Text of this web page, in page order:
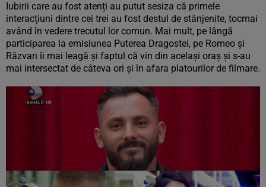
Iubirii care au fost atenți au putut sesiza că primele
interacțiuni dintre cei trei au fost destul de stânjenite, tocmai
având în vedere trecutul lor comun. Mai mult, pe lângă
participarea la emisiunea Puterea Dragostei, pe Romeo și
Răzvan îi mai leagă și faptul că vin din același oraș și s-au
mai intersectat de câteva ori și în afara platourilor de filmare.